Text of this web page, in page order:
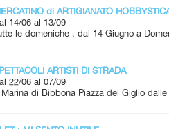
di ARTIGIANATO
14/06 al 13/09
le domeniche , dal 14 Giugno a
ARTISTI DI STRADA
22/06 al 07/09
di Bibbona Piazza del Giglio dalle